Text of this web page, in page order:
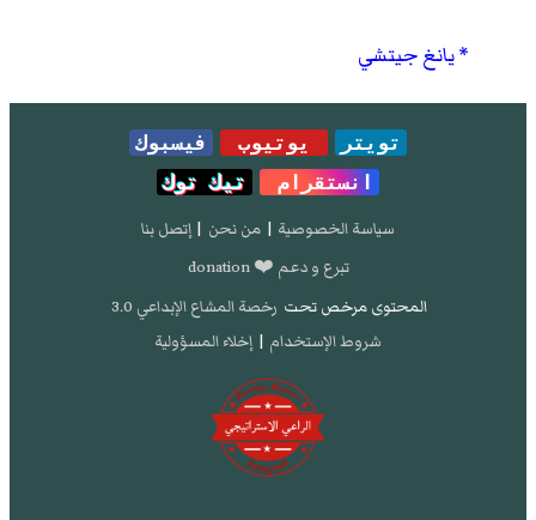
يانغ جيتشي
تويتر يوتيوب
فيسبوك
انستقرام
تيك توك
سياسة الخصوصية | من نحن | إتصل بنا
تبرع و دعم ❤️ donation
المحتوى مرخص تحت رخصة المشاع الإبداعي 3.0
شروط الإستخدام | إخلاء المسؤولية